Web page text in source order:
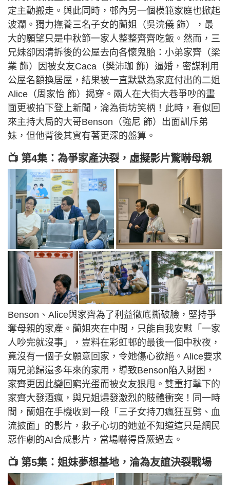
定主動搬走。與此同時，邨內另一個模範家庭也掀起
波瀾。獨力撫養三名子女的蘭姐（吳浣儀 飾），最
大的願望只是中秋節一家人整整齊齊吃飯。然而，三
兄妹卻因清拆後的公屋去向各懷鬼胎：小弟家齊（梁
業 飾）因被女友Caca（樊沛珈 飾）逼婚，密謀利用
公屋名額換居屋，結果被一直默默為家庭付出的二姐
Alice（周家怡 飾）揭穿。兩人在大街大巷爭吵的畫
面更被拍下登上新聞，淪為街坊笑柄！此時，看似回
來主持大局的大哥Benson（強尼 飾）出面訓斥弟
妹，但他背後其實有著更深的盤算。
📺 第4集：為爭家產決裂，虛擬影片驚嚇母親
Benson、Alice與家齊為了利益徹底撕破臉，堅持爭
奪母親的家產。蘭姐夾在中間，只能自我安慰「一家
人吵完就沒事」，豈料在彩虹邨的最後一個中秋夜，
竟沒有一個子女願意回家，令她傷心欲絕。Alice要求
兩兄弟歸還多年來的家用，導致Benson陷入財困，
家齊更因此變回窮光蛋而被女友狠甩。雙重打擊下的
家齊大發酒瘋，與兄姐爆發激烈的肢體衝突！同一時
間，蘭姐在手機收到一段「三子女持刀瘋狂互劈、血
流披面」的影片，救子心切的她並不知道這只是網民
惡作劇的AI合成影片，當場嚇得昏厥過去。
📺 第5集：姐妹夢想基地，淪為友誼決裂戰場